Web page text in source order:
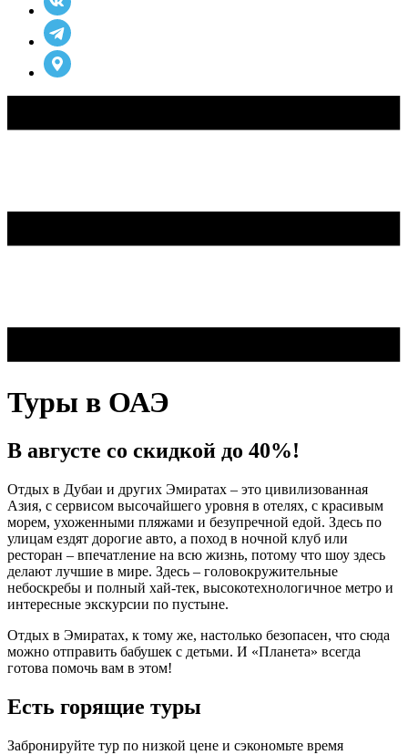
Туры в ОАЭ
В августе со скидкой до 40%!
Отдых в Дубаи и других Эмиратах – это цивилизованная
Азия, с сервисом высочайшего уровня в отелях, с красивым
морем, ухоженными пляжами и безупречной едой. Здесь по
улицам ездят дорогие авто, а поход в ночной клуб или
ресторан – впечатление на всю жизнь, потому что шоу здесь
делают лучшие в мире. Здесь – головокружительные
небоскребы и полный хай-тек, высокотехнологичное метро и
интересные экскурсии по пустыне.
Отдых в Эмиратах, к тому же, настолько безопасен, что сюда
можно отправить бабушек с детьми. И «Планета» всегда
готова помочь вам в этом!
Есть горящие туры
Забронируйте тур по низкой цене и сэкономьте время